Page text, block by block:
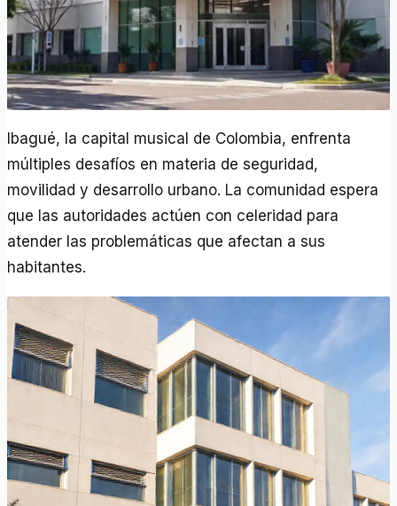
Ibagué, la capital musical de Colombia, enfrenta
múltiples desafíos en materia de seguridad,
movilidad y desarrollo urbano. La comunidad espera
que las autoridades actúen con celeridad para
atender las problemáticas que afectan a sus
habitantes.